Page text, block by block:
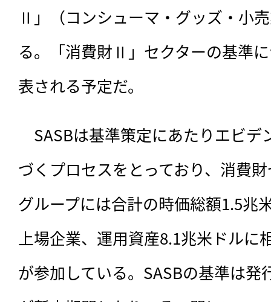
Ⅱ」（コンシューマ・グッズ・小
る。「消費財Ⅱ」セクターの基準
表される予定だ。
SASBは基準策定にあたりエビデ
づくプロセスをとっており、消費
グループには合計の時価総額1.5兆
上場企業、運用資産8.1兆米ドルに
が参加している。SASBの基準は発